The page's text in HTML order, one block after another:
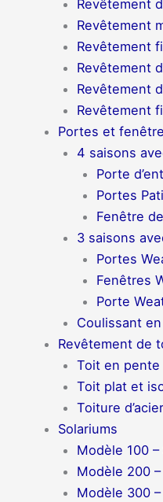
Revêtement
Revêtement
Revêtement
Revêtement
Revêtement
Revêtement
Portes et
4 saisons
Porte
Portes
Fenêtre
3 saisons
Portes
Fenêtres
Porte
Coulissant
Revêtement de
Toit en pente
Toit plat et
Toiture d’acier
Solariums
Modèle 100
Modèle 200
Modèle 300